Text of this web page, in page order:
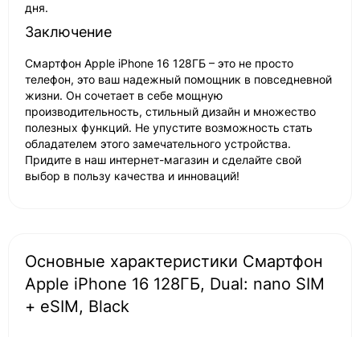
дня.
Заключение
Смартфон Apple iPhone 16 128ГБ – это не просто
телефон, это ваш надежный помощник в повседневной
жизни. Он сочетает в себе мощную
производительность, стильный дизайн и множество
полезных функций. Не упустите возможность стать
обладателем этого замечательного устройства.
Придите в наш интернет-магазин и сделайте свой
выбор в пользу качества и инноваций!
Основные характеристики Смартфон
Apple iPhone 16 128ГБ, Dual: nano SIM
+ eSIM, Black